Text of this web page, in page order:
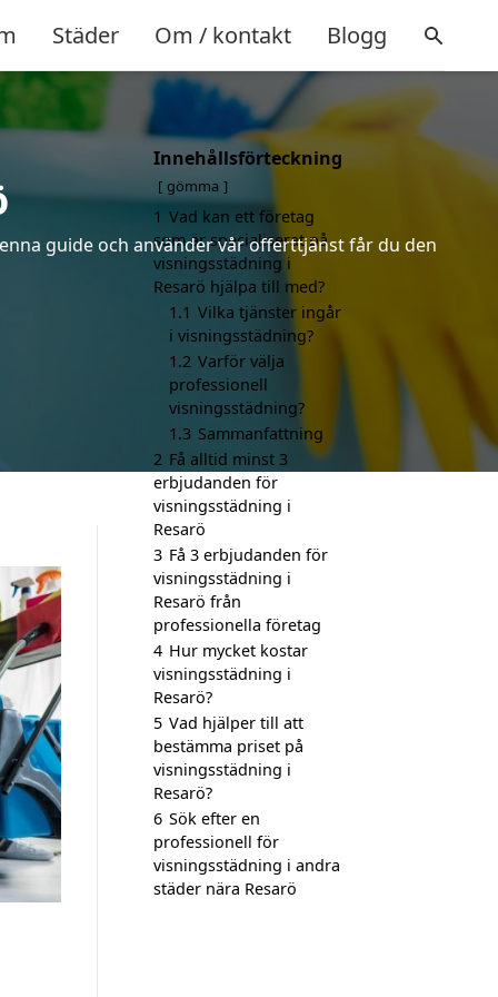
Städer Om / kontakt Blogg
guide och använder vår offerttjänst får du den
Innehållsförteckning
gömma
1 Vad kan ett företag
som är specialiserat på
visningsstädning i
Resarö hjälpa till med?
1.1 Vilka tjänster ingår
i visningsstädning?
1.2 Varför välja
professionell
visningsstädning?
1.3 Sammanfattning
2 Få alltid minst 3
erbjudanden för
visningsstädning i
Resarö
3 Få 3 erbjudanden för
visningsstädning i
Resarö från
professionella företag
4 Hur mycket kostar
visningsstädning i
Resarö?
5 Vad hjälper till att
bestämma priset på
visningsstädning i
Resarö?
6 Sök efter en
professionell för
visningsstädning i andra
städer nära Resarö